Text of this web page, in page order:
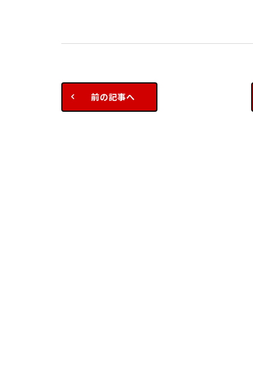
前の記事へ